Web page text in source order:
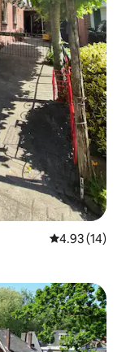
Calificación
4.93 (14)